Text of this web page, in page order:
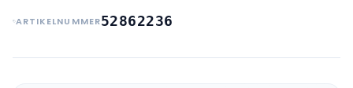
ARTIKELNUMMER52862236